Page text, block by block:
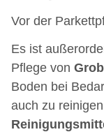
Vor der
Es ist
Pflege von
Boden bei
auch zu